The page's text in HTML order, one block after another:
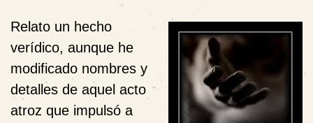
Relato un hecho
verídico, aunque he
modificado nombres y
detalles de aquel acto
atroz que impulsó a